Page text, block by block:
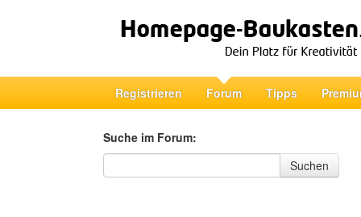
Registrieren Forum Tipps
Suche im Forum:
Suche im Forum
Suchen